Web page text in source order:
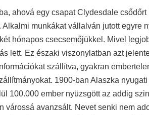
ahová egy csapat Clydesdale
munkákat vállalván jutott egyre
hónapos csecsemőjükkel. Mivel
lett. Ez északi viszonylatban azt
szállítva, gyakran
1900-ban Alaszka
100.000 ember nyüzsgött az addig
várossá avanzsált. Nevet senki nem